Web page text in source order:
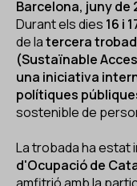
Barcelona, juny de
Durant els dies 16 i
de latercera
(Sustaïnable
una iniciativa
polítiques
sostenible de
La trobada ha estat
d'Ocupació de